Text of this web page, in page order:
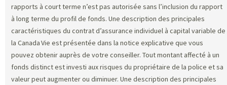
rapports à court terme n’est pas autorisée sans l’inclusion du rapport
à long terme du profil de fonds. Une description des principales
caractéristiques du contrat d’assurance individuel à capital variable de
la Canada Vie est présentée dans la notice explicative que vous
pouvez obtenir auprès de votre conseiller. Tout montant affecté à un
fonds distinct est investi aux risques du propriétaire de la police et sa
valeur peut augmenter ou diminuer. Une description des principales